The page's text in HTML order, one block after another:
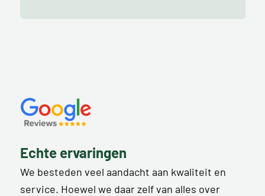
Echte ervaringen
We besteden veel aandacht aan kwaliteit en
service. Hoewel we daar zelf van alles over